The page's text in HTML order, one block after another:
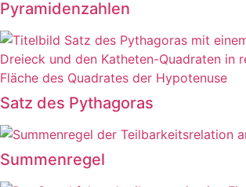
Pyramidenzahlen
Satz des Pythagoras
Summenregel